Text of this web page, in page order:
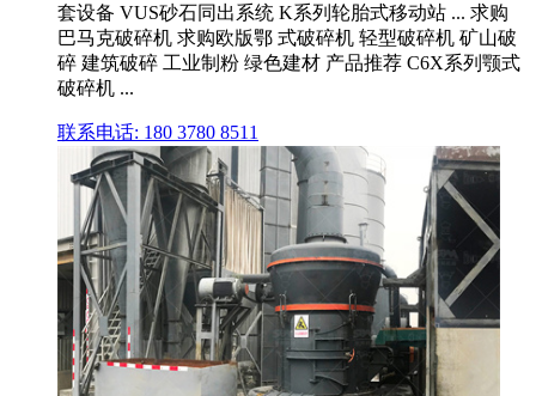
套设备 VUS砂石同出系统 K系列轮胎式移动站 ... 求购
巴马克破碎机 求购欧版鄂 式破碎机 轻型破碎机 矿山破
碎 建筑破碎 工业制粉 绿色建材 产品推荐 C6X系列颚式
破碎机 ...
联系电话: 180 3780 8511